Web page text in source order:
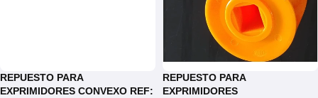
REPUESTO PARA
EXPRIMIDORES CONVEXO REF:
REPUESTO PARA
EXPRIMIDORES